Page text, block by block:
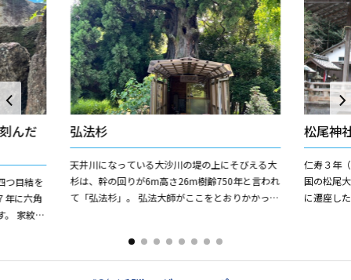
んだ
つ目結を
年に六角
。 家紋が
弘法杉
天井川になっている大沙川の堤の上にそびえる大
杉は、幹の回りが6m高さ26m樹齢750年と言われ
て「弘法杉」。 弘法大師がここをとおりかかった
松尾神
仁寿３年
国の松尾
に遷座し